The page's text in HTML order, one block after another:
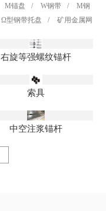
M锚盘 / W钢带 /
M钢
Ω型钢带托盘 / 矿用金属网
右旋等强螺纹锚杆
索具
中空注浆锚杆